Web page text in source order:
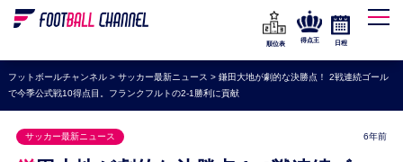
WEリーグ
海外サッカー
プレミアリーグ
ラ・リーガ
順位表
得点王 日程
フットボールチャンネル> サッカー最新ニュース > 鎌田大地が劇的な決勝点！ 2戦連続ゴール
で今季公式戦10得点目。フランクフルトの2-1勝利に貢献
サッカー最新ニュース 6年前